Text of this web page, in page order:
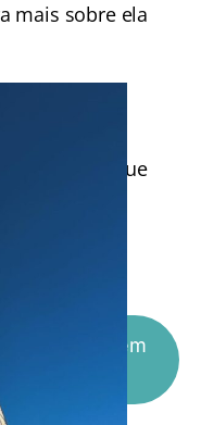
mais sobre ela
AquaRio RJ que
do Sul
o AquaRio em